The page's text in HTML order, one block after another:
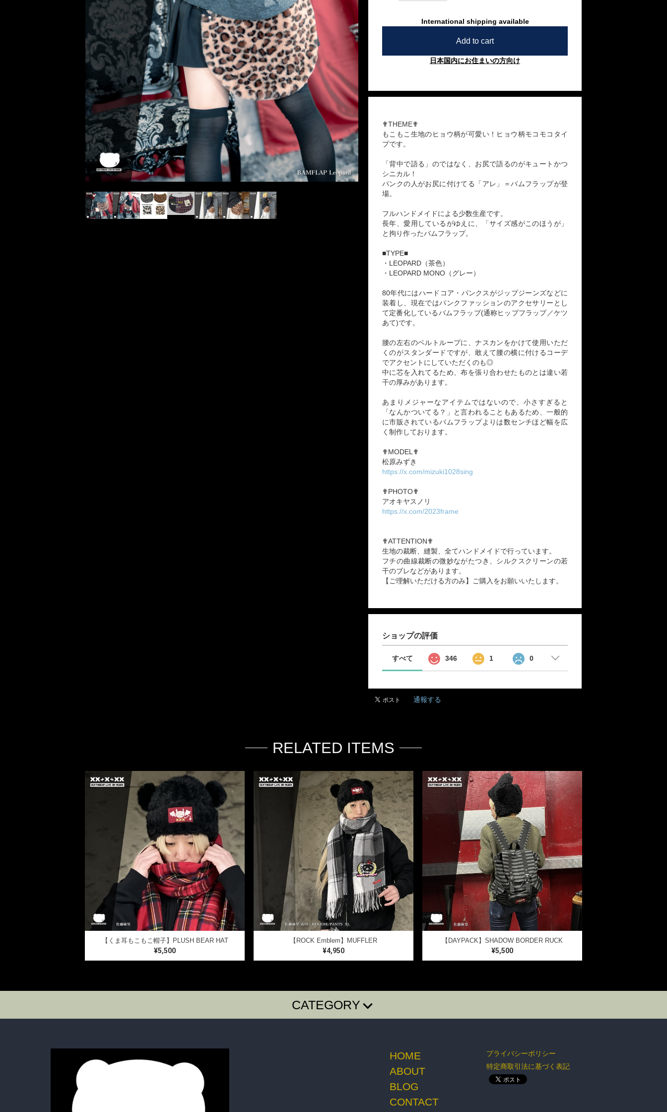
International shipping available
Add to cart
日本国内にお住まいの方向け
✟THEME✟
もこもこ生地のヒョウ柄が可愛い！ヒョウ柄モコモコタイ
プです。
「背中で語る」のではなく、お尻で語るのがキュートかつ
シニカル！
パンクの人がお尻に付けてる「アレ」＝バムフラップが登
場。
フルハンドメイドによる少数生産です。
長年、愛用しているがゆえに、「サイズ感がこのほうが」
と拘り作ったバムフラップ。
■TYPE■
・LEOPARD（茶色）
・LEOPARD MONO（グレー）
80年代にはハードコア・パンクスがジップジーンズなどに
装着し、現在ではパンクファッションのアクセサリーとし
て定番化しているバムフラップ(通称ヒップフラップ／ケツ
あて)です。
腰の左右のベルトループに、ナスカンをかけて使用いただ
くのがスタンダードですが、敢えて腰の横に付けるコーデ
でアクセントにしていただくのも◎
中に芯を入れてるため、布を張り合わせたものとは違い若
干の厚みがあります。
あまりメジャーなアイテムではないので、小さすぎると
「なんかついてる？」と言われることもあるため、一般的
に市販されているバムフラップよりは数センチほど幅を広
く制作しております。
✟MODEL✟
松原みずき
https://x.com/mizuki1028sing
✟PHOTO✟
アオキヤスノリ
https://x.com/2023frame
✟ATTENTION✟
生地の裁断、縫製、全てハンドメイドで行っています。
フチの曲線裁断の微妙ながたつき、シルクスクリーンの若
干のブレなどがあります。
【ご理解いただける方のみ】ご購入をお願いいたします。
ショップの評価
すべて 346 1 0
通報する
RELATED ITEMS
【くま耳もこもこ帽子】PLUSH BEAR HAT
¥5,500
【ROCK Emblem】MUFFLER
¥4,950
【DAYPACK】SHADOW BORDER RUCK
¥5,500
CATEGORY
T-SHIRTS LONG SLEEVE T FOODIE・SHIRTS BAG・BELT・OTHER ACCESSORY BOTTOMS GOODS
HOME
ABOUT
BLOG
CONTACT
プライバシーポリシー
特定商取引法に基づく表記